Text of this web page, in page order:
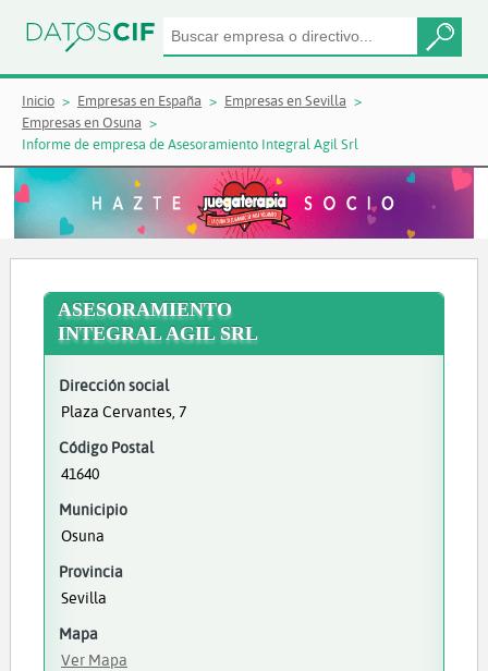
Inicio Empresas en España
Empresas en Sevilla
Empresas en Osuna
Informe de empresa de Asesoramiento Integral Agil Srl
ASESORAMIENTO
INTEGRAL AGIL SRL
Dirección social
Plaza Cervantes, 7
Código Postal
41640
Municipio
Osuna
Provincia
Sevilla
Mapa
Ver Mapa